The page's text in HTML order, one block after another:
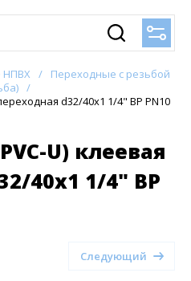
НПВХ /
Переходные с резьбой
/
d32/40x1 1/4" ВР PN10
U) клеевая
40x1 1/4" ВР
Следующий